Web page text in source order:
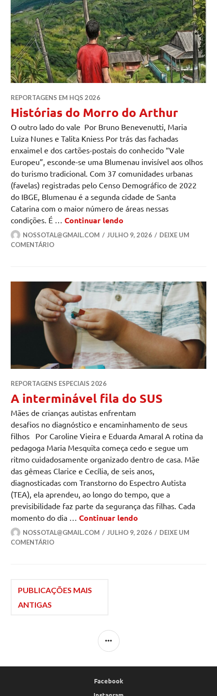
REPORTAGENS EM HQS 2026
Histórias do Morro do Arthur
O outro lado do vale Por Bruno Benevenutti, Maria
Luiza Nunes e Talita Kniess Por trás das fachadas
enxaimel e dos cartões-postais do conhecido “Vale
Europeu”, esconde-se uma Blumenau invisível aos olhos
do turismo tradicional. Com 37 comunidades urbanas
(favelas) registradas pelo Censo Demográfico de 2022
do IBGE, Blumenau é a segunda cidade de Santa
Catarina com o maior número de áreas nessas
condições. É …Continuar lendo
NOSSOTAL@GMAIL.COM JULHO 9, 2026
DEIXE UM
COMENTÁRIO
REPORTAGENS ESPECIAIS 2026
A interminável fila do SUS
Mães de crianças autistas enfrentam
desafios no diagnóstico e encaminhamento de seus
filhos Por Caroline Vieira e Eduarda Amaral A rotina da
pedagoga Maria Mesquita começa cedo e segue um
ritmo cuidadosamente organizado dentro de casa. Mãe
das gêmeas Clarice e Cecília, de seis anos,
diagnosticadas com Transtorno do Espectro Autista
(TEA), ela aprendeu, ao longo do tempo, que a
previsibilidade faz parte da segurança das filhas. Cada
momento do dia …Continuar lendo
NOSSOTAL@GMAIL.COM JULHO 9, 2026
DEIXE UM
COMENTÁRIO
Navegação
PUBLICAÇÕES MAIS
ANTIGAS
LATERAL
Facebook